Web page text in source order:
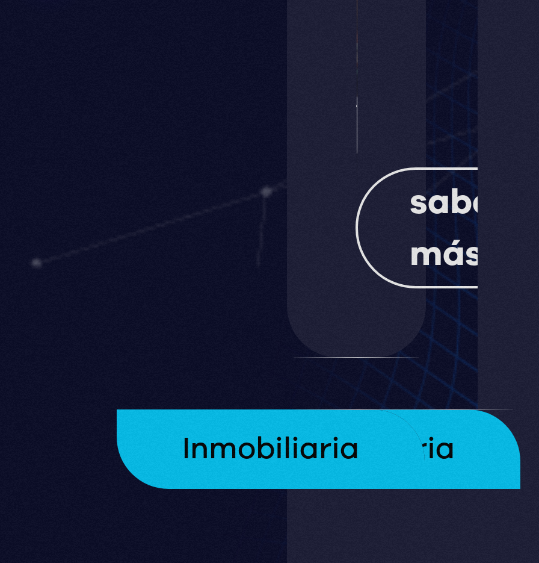
el
flujo
de
booking
y
pagos
línea
para
la
red
saber
más
Inmobiliaria
Inmobiliaria